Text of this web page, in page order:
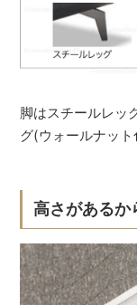
脚はスチールレッ
グ(ウォールナット
高さがあるか